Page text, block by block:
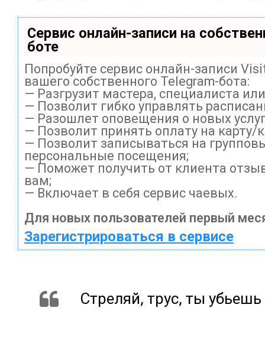
Сервис онлайн-записи на
боте
Попробуйте сервис онлайн-записи
вашего собственного Telegram-бота:
— Разгрузит мастера, специалиста
— Позволит гибко управлять
— Разошлет оповещения о новых
— Позволит принять оплату на карту/
— Позволит записываться на
персональные посещения;
— Поможет получить от клиента
вам;
— Включает в себя сервис чаевых.
Для новых пользователей первый
Зарегистрироваться в сервисе
Стреляй, трус, ты